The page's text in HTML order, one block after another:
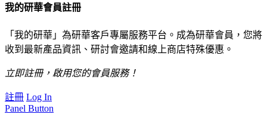
我的研華會員註冊
「我的研華」為研華客戶專屬服務平台。成為研華會員，您將
收到最新產品資訊、研討會邀請和線上商店特殊優惠。
立即註冊，啟用您的會員服務！
註冊 Log In
Panel Button